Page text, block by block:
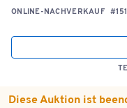
ONLINE-NACHVERKAUF
Diese Auktion ist